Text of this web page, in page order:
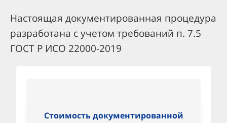
Настоящая документированная процедура
разработана с учетом требований п. 7.5
ГОСТ Р ИСО 22000-2019
Стоимость документированной